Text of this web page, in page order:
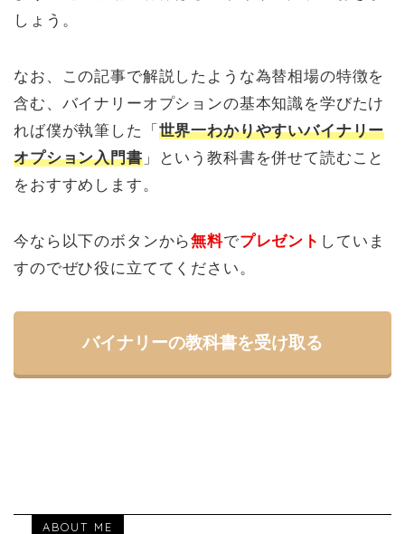
しょう。
なお、この記事で解説したような為替相場の特徴を
含む、バイナリーオプションの基本知識を学びたけ
れば僕が執筆した「 世界一わかりやすいバイナリー
オプション入門書」という教科書を併せて読むこと
をおすすめします。
今なら以下のボタンから無料でプレゼント していま
すのでぜひ役に立ててください。
バイナリーの教科書を受け取る
ABOUT ME